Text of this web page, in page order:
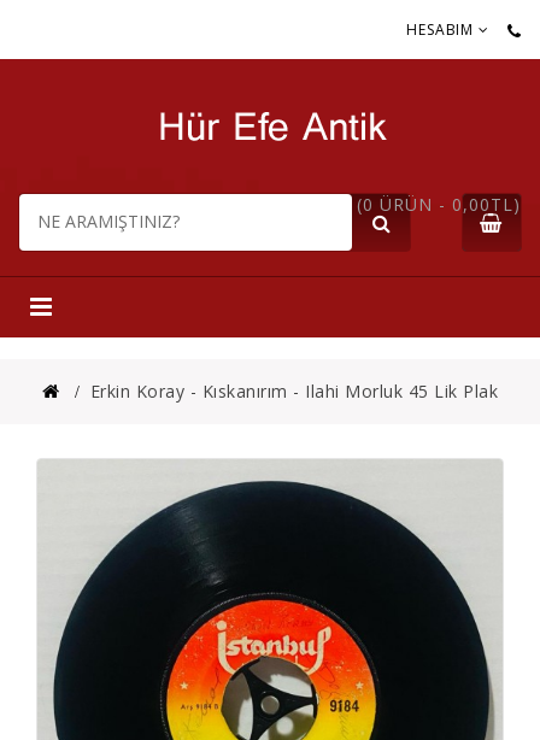
HESABIM
(0 ÜRÜN - 0,00TL)
Erkin Koray - Kıskanırım - Ilahi Morluk 45 Lik Plak